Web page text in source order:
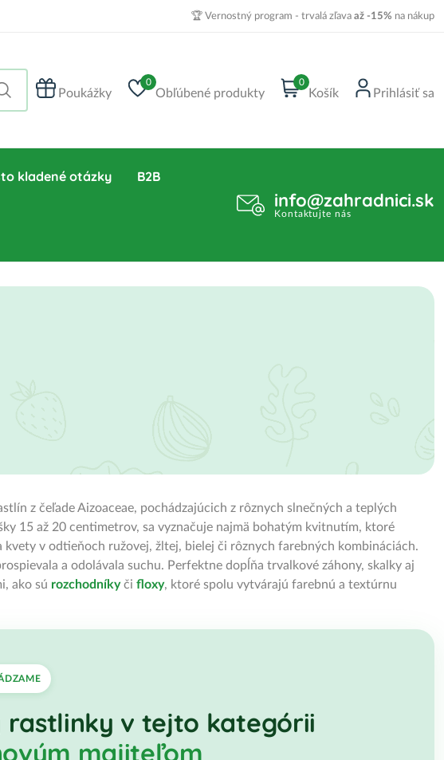
🏆 Vernostný program - trvalá zľava až -15% na nákup
Poukážky
0
Obľúbené produkty
0
Košík Prihlásiť sa
kladené otázky B2B
info@zahradnici.sk
Kontaktujte nás
z čeľade Aizoaceae, pochádzajúcich z rôznych slnečných a teplých
15 až 20 centimetrov, sa vyznačuje najmä bohatým kvitnutím, ktoré
v odtieňoch ružovej, žltej, bielej či rôznych farebných kombináciách.
a odolávala suchu. Perfektne dopĺňa trvalkové záhony, skalky aj
ako sú rozchodníkyči floxy, ktoré spolu vytvárajú farebnú a textúrnu
rastlinky v tejto kategórii
majiteľom